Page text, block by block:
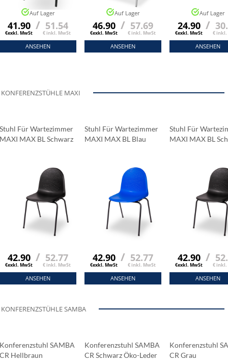
Auf Lager
41.90
€exkl. MwSt
/ 51.54
€ inkl. MwSt
ANSEHEN
Auf Lager
46.90
€exkl. MwSt
/ 57.69
€ inkl. MwSt
ANSEHEN
Auf Lager
24.90
€exkl. MwSt
/
€ inkl.
ANSEHEN
KONFERENZSTÜHLE MAXI
Stuhl Für Wartezimmer
MAXI MAX BL Schwarz
42.90
€exkl. MwSt
/ 52.77
€ inkl. MwSt
ANSEHEN
Stuhl Für Wartezimmer
MAXI MAX BL Blau
42.90
€exkl. MwSt
/ 52.77
€ inkl. MwSt
ANSEHEN
Stuhl Für
MAXI MAX BL
42.90
€exkl. MwSt
/
€ inkl.
ANSEHEN
KONFERENZSTÜHLE SAMBA
Konferenzstuhl SAMBA
CR Hellbraun
Konferenzstuhl SAMBA
CR Schwarz Öko-Leder
Konferenzstuhl
CR Grau